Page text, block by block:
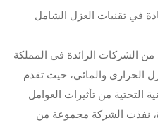
في تقنيات العزل الشامل
من الشركات الرائدة في المملكة
الحراري والمائي، حيث تقدم
التحتية من تأثيرات العوامل
نفذت الشركة مجموعة من